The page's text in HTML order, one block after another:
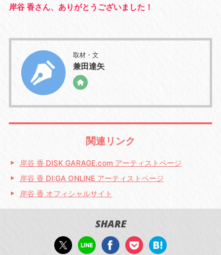
岸谷 香さん、ありがとうございました！
取材・文
兼田達矢
関連リンク
岸谷 香 DISK GARAGE.com アーティストページ
岸谷 香 DI:GA ONLINE アーティストページ
岸谷 香 オフィシャルサイト
SHARE